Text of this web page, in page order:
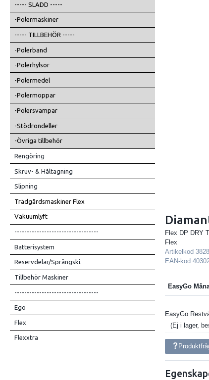
----- SLADD -----
-Polermaskiner
----- TILLBEHÖR -----
-Polerband
-Polerhylsor
-Polermedel
-Polermoppar
-Polersvampar
-Stödrondeller
-Övriga tillbehör
Rengöring
Skruv- & Håltagning
Slipning
Trädgårdsmaskiner Flex
Vakuumlyft
----------------------------------
Batterisystem
Reservdelar/Sprängski.
Tillbehör Maskiner
----------------------------------
Ego
Flex
Flexxtra
Flex DP DRY
Flex
Artikelkod
EAN-kod
EasyGo
EasyGo
Ej i lager,